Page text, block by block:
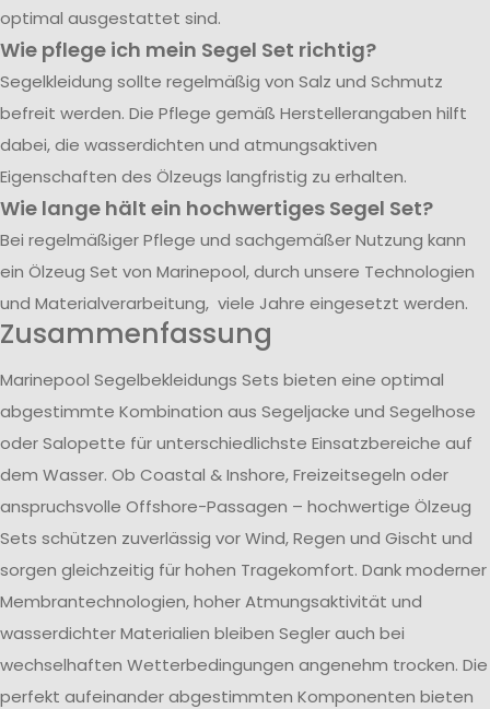
optimal ausgestattet sind.
Wie pflege ich mein Segel Set richtig?
Segelkleidung sollte regelmäßig von Salz und Schmutz
befreit werden. Die Pflege gemäß Herstellerangaben hilft
dabei, die wasserdichten und atmungsaktiven
Eigenschaften des Ölzeugs langfristig zu erhalten.
Wie lange hält ein hochwertiges Segel Set?
Bei regelmäßiger Pflege und sachgemäßer Nutzung kann
ein Ölzeug Set von Marinepool, durch unsere Technologien
und Materialverarbeitung, viele Jahre eingesetzt werden.
Zusammenfassung
Marinepool Segelbekleidungs Sets bieten eine optimal
abgestimmte Kombination aus Segeljacke und Segelhose
oder Salopette für unterschiedlichste Einsatzbereiche auf
dem Wasser. Ob Coastal & Inshore, Freizeitsegeln oder
anspruchsvolle Offshore-Passagen – hochwertige Ölzeug
Sets schützen zuverlässig vor Wind, Regen und Gischt und
sorgen gleichzeitig für hohen Tragekomfort. Dank moderner
Membrantechnologien, hoher Atmungsaktivität und
wasserdichter Materialien bleiben Segler auch bei
wechselhaften Wetterbedingungen angenehm trocken. Die
perfekt aufeinander abgestimmten Komponenten bieten